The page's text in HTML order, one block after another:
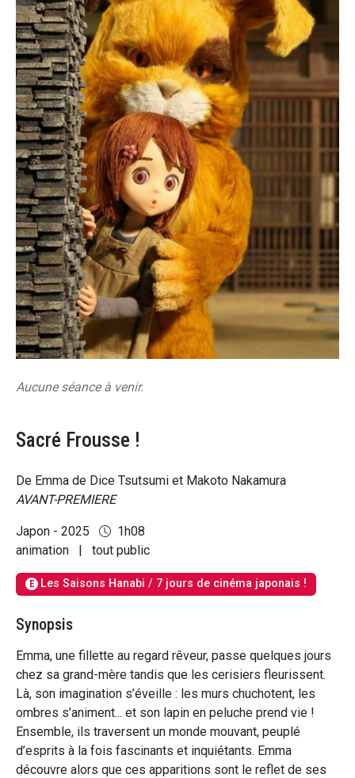
Aucune séance à venir.
Sacré Frousse !
De Emma de Dice Tsutsumi et Makoto Nakamura
AVANT-PREMIERE
Japon - 2025
1h08
animation
| tout public
E Les Saisons Hanabi / 7 jours de cinéma japonais !
Synopsis
Emma, une fillette au regard rêveur, passe quelques jours
chez sa grand-mère tandis que les cerisiers fleurissent.
Là, son imagination s’éveille : les murs chuchotent, les
ombres s’animent... et son lapin en peluche prend vie !
Ensemble, ils traversent un monde mouvant, peuplé
d’esprits à la fois fascinants et inquiétants. Emma
découvre alors que ces apparitions sont le reflet de ses